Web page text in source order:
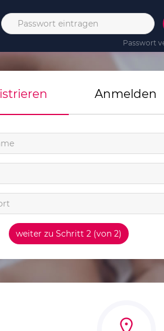
Passwort
Anmelden
weiter zu Schritt 2 (von 2)